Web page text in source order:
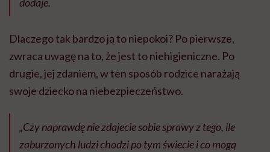
Dlaczego tak bardzo ją to niepokoi? Po pierwsze,
zwraca uwagę na to, że jest to niehigieniczne. Po
drugie, jej zdaniem, w ten sposób rodzice narażają
swoje dziecko na niebezpieczeństwo.
„Czy naprawdę nie zdajecie sobie sprawy z tego, ile
zaburzonych ludzi chodzi po tym świecie i co mogą